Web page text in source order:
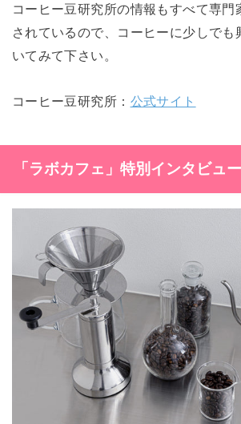
コーヒー豆研究所の情報もすべて専門
されているので、コーヒーに少しでも
いてみて下さい。
コーヒー豆研究所： 公式サイト
「ラボカフェ」特別インタビュー